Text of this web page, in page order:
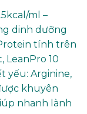
ml –
dinh dưỡng
tính trên
LeanPro 10
yếu: Arginine,
khuyên
nhanh lành